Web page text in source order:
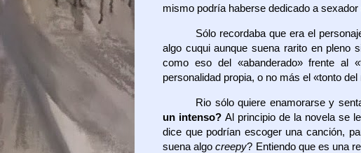
mismo podría haberse dedicado a sexador
Sólo recordaba que era el
algo cuqui aunque suena rarito en pleno
como eso del «abanderado» frente al
personalidad propia, o no más el «tonto
Rio sólo quiere enamorarse y
un intenso? Al principio de la novela se
dice que podrían escoger una canción,
suena algocreepy? Entiendo que es una